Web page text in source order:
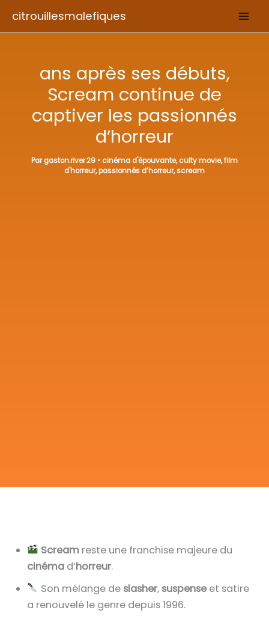
citrouillesmalefiques
ans après ses débuts,
Scream continue de
captiver les passionnés
d’horreur
Pargaston.river.29 •cinéma d'épouvante,culty movie,film
d'horreur,passionnés d’horreur,scream
Scream reste une franchise majeure du
cinéma d’horreur.
Son mélange de slasher, suspenseet satire
a renouvelé le genre depuis 1996.